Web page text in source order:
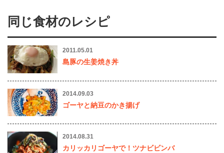
同じ食材のレシピ
2011.05.01
島豚の生姜焼き丼
2014.09.03
ゴーヤと納豆のかき揚げ
2014.08.31
カリッカリゴーヤで！ツナビビンバ